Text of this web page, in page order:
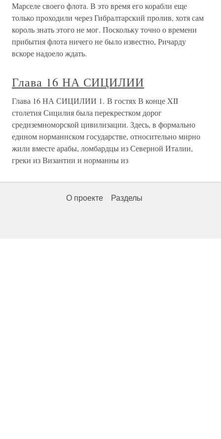
Марселе своего флота. В это время его корабли еще
только проходили через Гибралтарский пролив, хотя сам
король знать этого не мог. Поскольку точно о времени
прибытия флота ничего не было известно, Ричарду
вскоре надоело ждать.
Глава 16 НА СИЦИЛИИ
Глава 16 НА СИЦИЛИИ 1. В гостях В конце XII
столетия Сицилия была перекрестком дорог
средиземноморской цивилизации. Здесь, в формально
едином норманнском государстве, относительно мирно
жили вместе арабы, ломбардцы из Северной Италии,
греки из Византии и норманны из
О проекте Разделы